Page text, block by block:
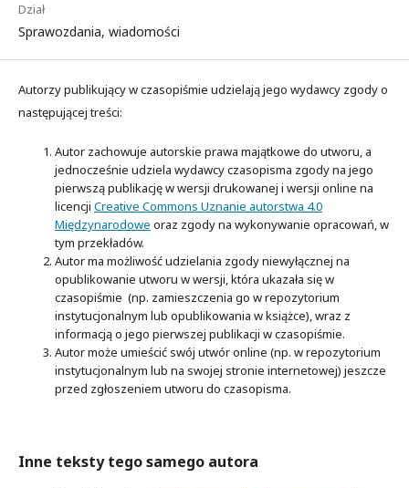
Dział
Sprawozdania, wiadomości
Autorzy publikujący w czasopiśmie udzielają jego wydawcy zgody o
następującej treści:
Autor zachowuje autorskie prawa majątkowe do utworu, a
jednocześnie udziela wydawcy czasopisma zgody na jego
pierwszą publikację w wersji drukowanej i wersji online na
licencji Creative Commons Uznanie autorstwa 4.0
Międzynarodowe oraz zgody na wykonywanie opracowań, w
tym przekładów.
Autor ma możliwość udzielania zgody niewyłącznej na
opublikowanie utworu w wersji, która ukazała się w
czasopiśmie (np. zamieszczenia go w repozytorium
instytucjonalnym lub opublikowania w książce), wraz z
informacją o jego pierwszej publikacji w czasopiśmie.
Autor może umieścić swój utwór online (np. w repozytorium
instytucjonalnym lub na swojej stronie internetowej) jeszcze
przed zgłoszeniem utworu do czasopisma.
Inne teksty tego samego autora